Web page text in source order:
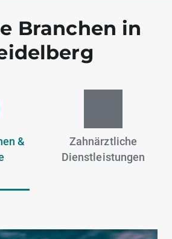
Branchen in
&
Zahnärztliche
Dienstleistungen